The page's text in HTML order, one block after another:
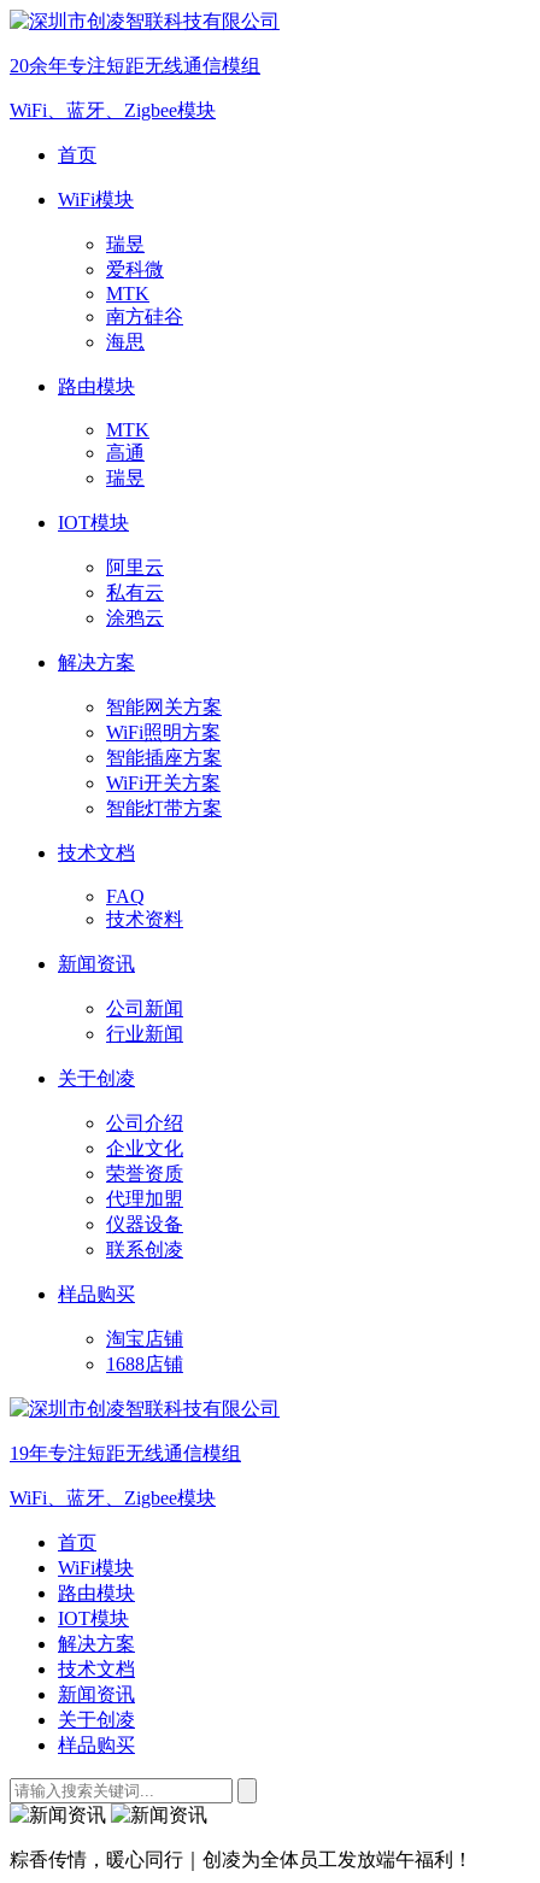
20余年专注短距无线通信模组
WiFi、蓝牙、Zigbee模块
首页
WiFi模块
瑞昱
爱科微
MTK
南方硅谷
海思
路由模块
MTK
高通
瑞昱
IOT模块
阿里云
私有云
涂鸦云
解决方案
智能网关方案
WiFi照明方案
智能插座方案
WiFi开关方案
智能灯带方案
技术文档
FAQ
技术资料
新闻资讯
公司新闻
行业新闻
关于创凌
公司介绍
企业文化
荣誉资质
代理加盟
仪器设备
联系创凌
样品购买
淘宝店铺
1688店铺
19年专注短距无线通信模组
WiFi、蓝牙、Zigbee模块
首页
WiFi模块
路由模块
IOT模块
解决方案
技术文档
新闻资讯
关于创凌
样品购买
粽香传情，暖心同行｜创凌为全体员工发放端午福利！